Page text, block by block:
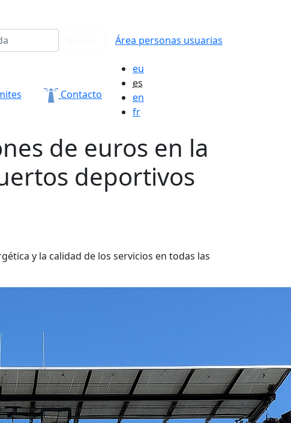
Área personas usuarias
Contacto
eu
es
en
fr
de euros en la
deportivos
y la calidad de los servicios en todas las